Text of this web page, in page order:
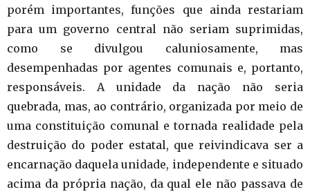
porém importantes, funções que ainda restariam
para um governo central não seriam suprimidas,
como se divulgou caluniosamente, mas
desempenhadas por agentes comunais e, portanto,
responsáveis. A unidade da nação não seria
quebrada, mas, ao contrário, organizada por meio de
uma constituição comunal e tornada realidade pela
destruição do poder estatal, que reivindicava ser a
encarnação daquela unidade, independente e situado
acima da própria nação, da qual ele não passava de